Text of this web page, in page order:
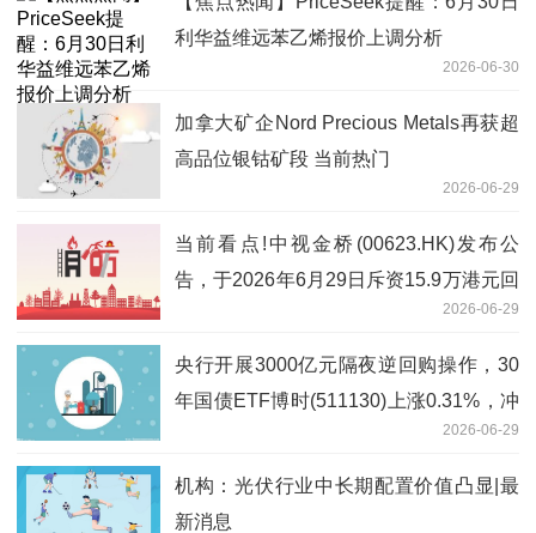
利华益维远苯乙烯报价上调分析
2026-06-30
加拿大矿企Nord Precious Metals再获超
高品位银钴矿段 当前热门
2026-06-29
当前看点!中视金桥(00623.HK)发布公
告，于2026年6月29日斥资15.9万港元回
2026-06-29
央行开展3000亿元隔夜逆回购操作，30
年国债ETF博时(511130)上涨0.31%，冲
2026-06-29
机构：光伏行业中长期配置价值凸显|最
新消息